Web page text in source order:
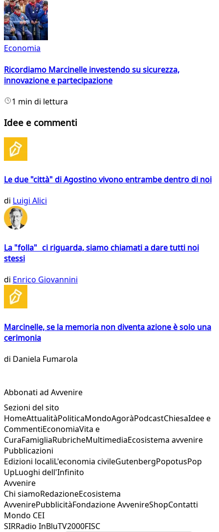
Economia
Ricordiamo Marcinelle investendo su sicurezza,
innovazione e partecipazione
1 min di lettura
Idee e commenti
Le due "città" di Agostino vivono entrambe dentro di noi
di Luigi Alici
La "folla" ci riguarda, siamo chiamati a dare tutti noi
stessi
di Enrico Giovannini
Marcinelle, se la memoria non diventa azione è solo una
cerimonia
di Daniela Fumarola
Abbonati ad Avvenire
Sezioni del sito
HomeAttualitàPoliticaMondoAgoràPodcastChiesaIdee e
CommentiEconomiaVita e
CuraFamigliaRubricheMultimediaEcosistema avvenire
Pubblicazioni
Edizioni localiL'economia civileGutenbergPopotusPop
UpLuoghi dell'Infinito
Avvenire
Chi siamoRedazioneEcosistema
AvvenirePubblicitàFondazione AvvenireShopContatti
Mondo CEI
SIRRadio InBluTV2000FISC